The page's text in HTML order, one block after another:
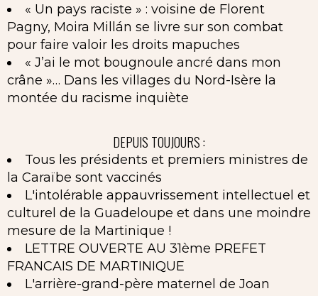
« Un pays raciste » : voisine de Florent
Pagny, Moira Millán se livre sur son combat
pour faire valoir les droits mapuches
« J’ai le mot bougnoule ancré dans mon
crâne »… Dans les villages du Nord-Isère la
montée du racisme inquiète
DEPUIS TOUJOURS :
Tous les présidents et premiers ministres de
la Caraïbe sont vaccinés
L'intolérable appauvrissement intellectuel et
culturel de la Guadeloupe et dans une moindre
mesure de la Martinique !
LETTRE OUVERTE AU 31ème PREFET
FRANCAIS DE MARTINIQUE
L'arrière-grand-père maternel de Joan